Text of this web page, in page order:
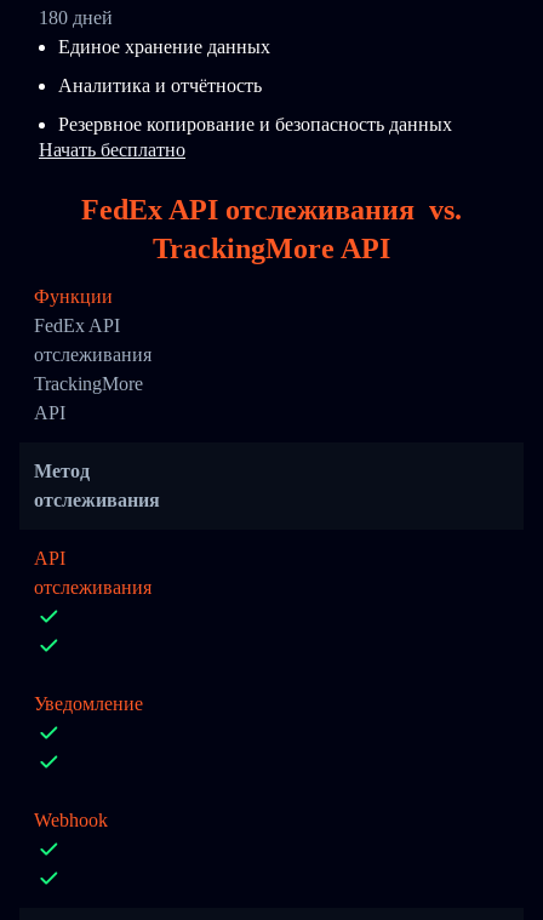
180 дней
Единое хранение данных
Аналитика и отчётность
Резервное копирование и безопасность данных
Начать бесплатно
FedEx API отслеживания vs.
TrackingMore API
Функции
FedEx API
отслеживания
TrackingMore
API
Метод
отслеживания
API
отслеживания
Уведомление
Webhook